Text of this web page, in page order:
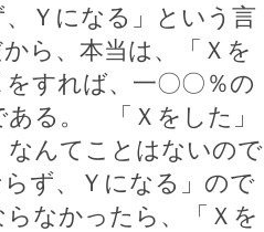
Ｙになる」という言
ら、本当は、「Ｘを
すれば、一〇〇％の
る。 「Ｘをした」
なんてことはないので
ず、Ｙになる」ので
なかったら、「Ｘを